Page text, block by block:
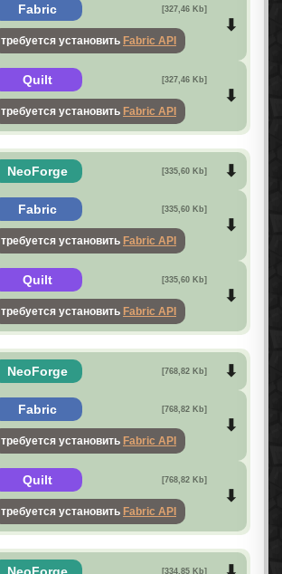
Fabric [327,46 Kb]
требуется установить Fabric API
Quilt [327,46 Kb]
требуется установить Fabric API
NeoForge [335,60 Kb]
Fabric [335,60 Kb]
требуется установить Fabric API
Quilt [335,60 Kb]
требуется установить Fabric API
NeoForge [768,82 Kb]
Fabric [768,82 Kb]
требуется установить Fabric API
Quilt [768,82 Kb]
требуется установить Fabric API
NeoForge [334,85 Kb]